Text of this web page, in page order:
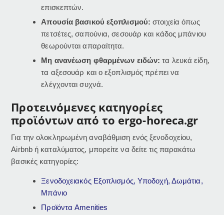
επισκεπτών.
Απουσία βασικού εξοπλισμού: στοιχεία όπως
πετσέτες, σαπούνια, σεσουάρ και κάδος μπάνιου
θεωρούνται απαραίτητα.
Μη ανανέωση φθαρμένων ειδών: τα λευκά είδη,
τα αξεσουάρ και ο εξοπλισμός πρέπει να
ελέγχονται συχνά.
Προτεινόμενες κατηγορίες
προϊόντων από το ergo-horeca.gr
Για την ολοκληρωμένη αναβάθμιση ενός ξενοδοχείου,
Airbnb ή καταλύματος, μπορείτε να δείτε τις παρακάτω
βασικές κατηγορίες:
Ξενοδοχειακός Εξοπλισμός, Υποδοχή, Δωμάτια,
Μπάνιο
Προϊόντα Amenities